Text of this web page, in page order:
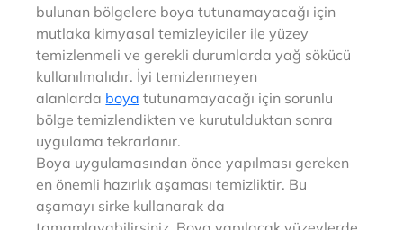
bulunan bölgelere boya tutunamayacağı için
mutlaka kimyasal temizleyiciler ile yüzey
temizlenmeli ve gerekli durumlarda yağ sökücü
kullanılmalıdır. İyi temizlenmeyen
alanlarda boya tutunamayacağı için sorunlu
bölge temizlendikten ve kurutulduktan sonra
uygulama tekrarlanır.
Boya uygulamasından önce yapılması gereken
en önemli hazırlık aşaması temizliktir. Bu
aşamayı sirke kullanarak da